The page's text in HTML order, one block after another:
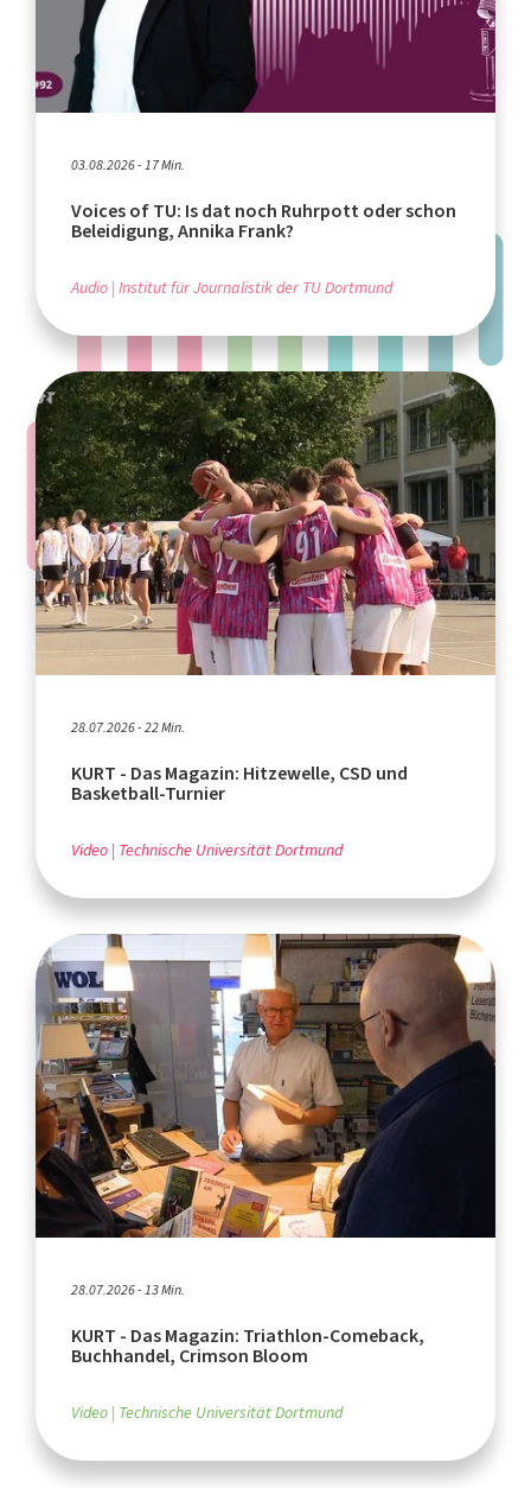
03.08.2026 - 17 Min.
Voices of TU: Is dat noch Ruhrpott oder schon
Beleidigung, Annika Frank?
Audio Institut für Journalistik der TU Dortmund
28.07.2026 - 22 Min.
KURT - Das Magazin: Hitzewelle, CSD und
Basketball-Turnier
Video Technische Universität Dortmund
28.07.2026 - 13 Min.
KURT - Das Magazin: Triathlon-Comeback,
Buchhandel, Crimson Bloom
Video Technische Universität Dortmund